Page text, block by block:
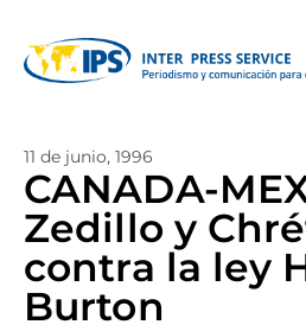
11 de junio, 1996
CANADA-
Zedillo y
contra la ley
Burton